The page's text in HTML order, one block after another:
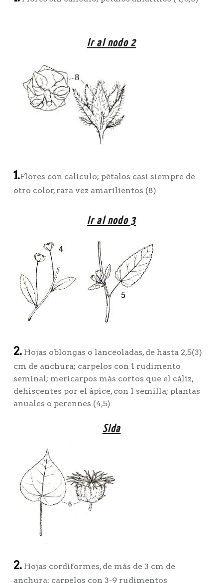
Ir al nodo 2
1.Flores con calículo; pétalos casi siempre de
otro color, rara vez amarilientos (8)
Ir al nodo 3
2.Hojas oblongas o lanceoladas, de hasta 2,5(3)
cm de anchura; carpelos con 1 rudimento
seminal; mericarpos más cortos que el cáliz,
dehiscentes por el ápice, con 1 semilla; plantas
anuales o perennes (4,5)
Sida
2.Hojas cordiformes, de más de 3 cm de
anchura; carpelos con 3-9 rudimentos